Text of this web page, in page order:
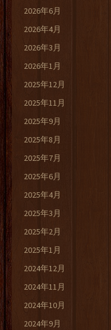
2026年6月
2026年4月
2026年3月
2026年1月
2025年12月
2025年11月
2025年9月
2025年8月
2025年7月
2025年6月
2025年4月
2025年3月
2025年2月
2025年1月
2024年12月
2024年11月
2024年10月
2024年9月